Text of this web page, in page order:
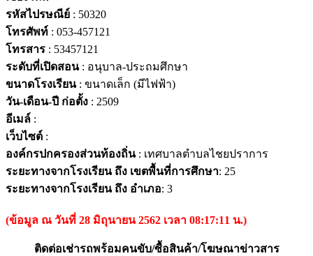
รหัสไปรษณีย์ : 50320
โทรศัพท์ : 053-457121
โทรสาร : 53457121
ระดับที่เปิดสอน: อนุบาล-ประถมศึกษา
ขนาดโรงเรียน: ขนาดเล็ก (มีไฟฟ้า)
วัน-เดือน-ปี ก่อตั้ง : 2509
อีเมล์ :
เว็บไซต์ :
องค์กรปกครองส่วนท้องถิ่น: เทศบาลตำบลไชยปราการ
ระยะทางจากโรงเรียน ถึง เขตพื้นที่การศึกษา: 25
ระยะทางจากโรงเรียน ถึง อำเภอ: 3
(ข้อมูล ณ วันที่ 28 มิถุนายน 2562 เวลา 08:17:11 น.)
ติดต่อเช่ารถพร้อมคนขับ/ซื้อสินค้า/โฆษณาข่าวสาร